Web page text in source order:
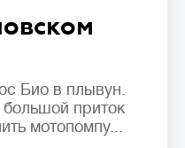
Био в плывун.
приток
мотопомпу...